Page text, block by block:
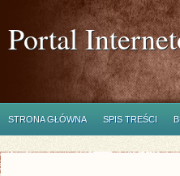
Portal
STRONA GŁÓWNA SPIS TREŚCI